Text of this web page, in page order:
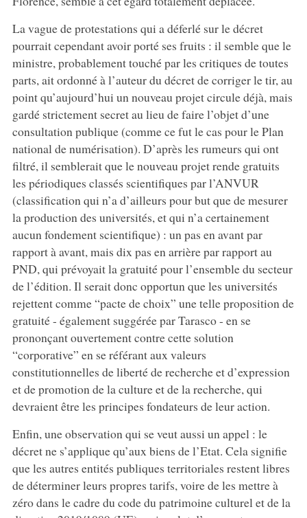
La vague de protestations qui a déferlé sur le décret
pourrait cependant avoir porté ses fruits : il semble que le
ministre, probablement touché par les critiques de toutes
parts, ait ordonné à l’auteur du décret de corriger le tir, au
point qu’aujourd’hui un nouveau projet circule déjà, mais
gardé strictement secret au lieu de faire l’objet d’une
consultation publique (comme ce fut le cas pour le Plan
national de numérisation). D’après les rumeurs qui ont
filtré, il semblerait que le nouveau projet rende gratuits
les périodiques classés scientifiques par l’ANVUR
(classification qui n’a d’ailleurs pour but que de mesurer
la production des universités, et qui n’a certainement
aucun fondement scientifique) : un pas en avant par
rapport à avant, mais dix pas en arrière par rapport au
PND, qui prévoyait la gratuité pour l’ensemble du secteur
de l’édition. Il serait donc opportun que les universités
rejettent comme “pacte de choix” une telle proposition de
gratuité - également suggérée par Tarasco - en se
prononçant ouvertement contre cette solution
“corporative” en se référant aux valeurs
constitutionnelles de liberté de recherche et d’expression
et de promotion de la culture et de la recherche, qui
devraient être les principes fondateurs de leur action.
Enfin, une observation qui se veut aussi un appel : le
décret ne s’applique qu’aux biens de l’Etat. Cela signifie
que les autres entités publiques territoriales restent libres
de déterminer leurs propres tarifs, voire de les mettre à
zéro dans le cadre du code du patrimoine culturel et de la